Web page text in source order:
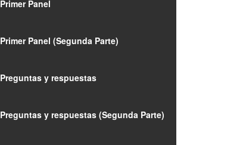
Primer Panel
Primer Panel (Segunda Parte)
Preguntas y respuestas
Preguntas y respuestas (Segunda Parte)